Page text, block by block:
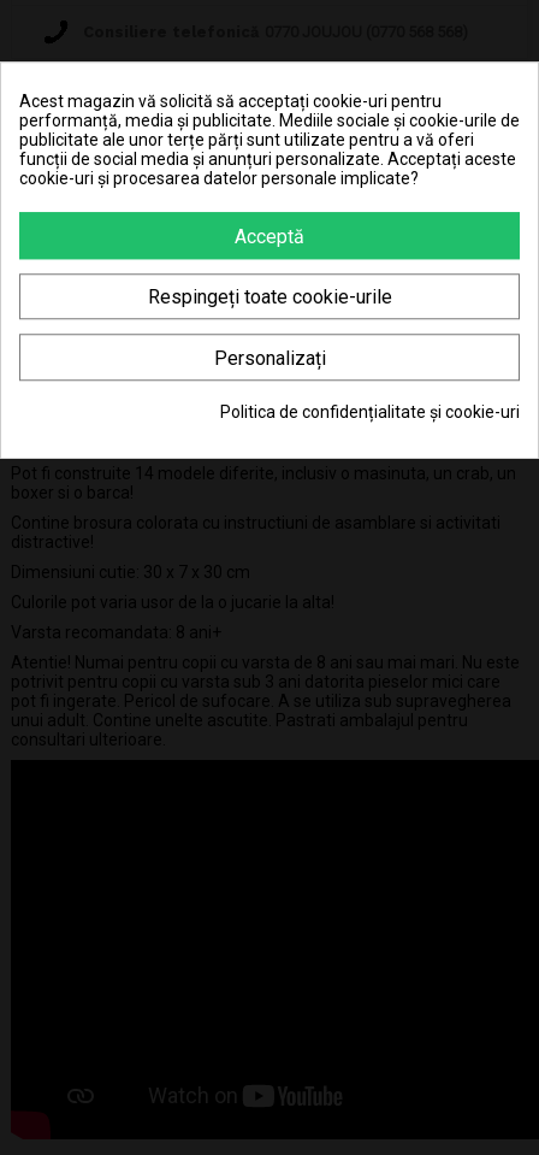
39.84 Lei x 4 rate
DESCRIERE
DETALII ALE PRODUSULUI
Asamblati toate piesele si construiti un robot alimentat de energia
Pot fi construite 14 modele diferite, inclusiv o masinuta, un crab, un
boxer si o barca!
Contine brosura colorata cu instructiuni de asamblare si activitati
distractive!
Dimensiuni cutie: 30 x 7 x 30 cm
Culorile pot varia usor de la o jucarie la alta!
Varsta recomandata: 8 ani+
Atentie! Numai pentru copii cu varsta de 8 ani sau mai mari. Nu este
potrivit pentru copii cu varsta sub 3 ani datorita pieselor mici care
pot fi ingerate. Pericol de sufocare. A se utiliza sub supravegherea
unui adult. Contine unelte ascutite. Pastrati ambalajul pentru
consultari ulterioare.
Acest magazin vă solicită să acceptați cookie-uri pentru
performanță, media și publicitate. Mediile sociale și cookie-urile de
publicitate ale unor terțe părți sunt utilizate pentru a vă oferi
funcții de social media și anunțuri personalizate. Acceptați aceste
cookie-uri și procesarea datelor personale implicate?
Acceptă
Respingeți toate cookie-urile
Personalizați
Politica de confidențialitate și cookie-uri